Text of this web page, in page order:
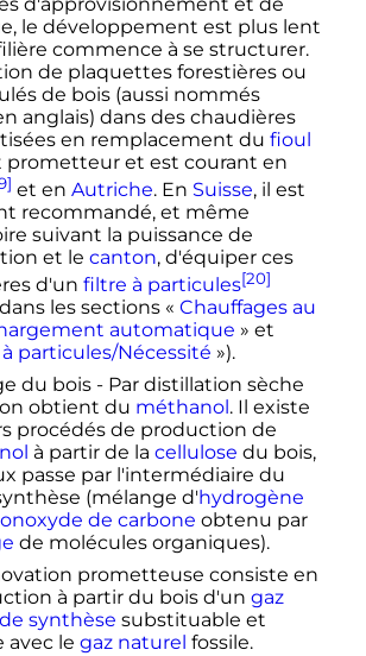
le développement est plus lent
commence à se structurer.
de plaquettes forestières ou
de bois (aussi nommés
anglais) dans des chaudières
en remplacement du fioul
prometteur et est courant en
et en Autriche. En Suisse, il est
recommandé, et même
suivant la puissance de
et le canton, d'équiper ces
d'un filtre à particules[20]
les sections « Chauffages au
automatique » et
particules/Nécessité »).
du bois - Par distillation sèche
obtient du méthanol . Il existe
procédés de production de
à partir de la cellulose du bois,
passe par l'intermédiaire du
(mélange d'hydrogène
de carbone obtenu par
de molécules organiques).
prometteuse consiste en
à partir du bois d'un gaz
synthèse substituable et
avec le gaz naturel fossile.